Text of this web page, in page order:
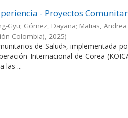
- Proyectos
Gyu; Gómez, Dayana; Matias, Andrea
Colombia) 2025)
de Salud», implementada
Internacional de Corea
las ...